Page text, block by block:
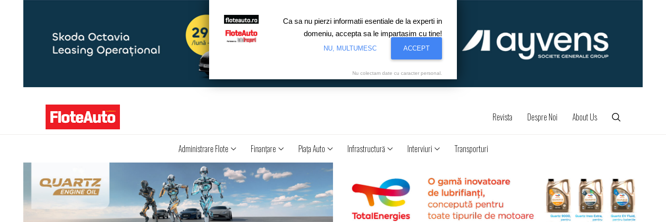
Revista Despre Noi About Us
Administrare Flote Finanţare Piaţa Auto Infrastructură Interviuri Transporturi
Ca sa nu pierzi informatii esentiale de la experti in
domeniu, accepta sa le impartasim cu tine!
NU, MULTUMESC ACCEPT
Nu colectam date cu caracter personal.